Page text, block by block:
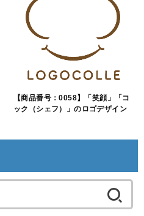
【商品番号：0058】「笑顔」「コ
ック（シェフ）」のロゴデザイン
索: